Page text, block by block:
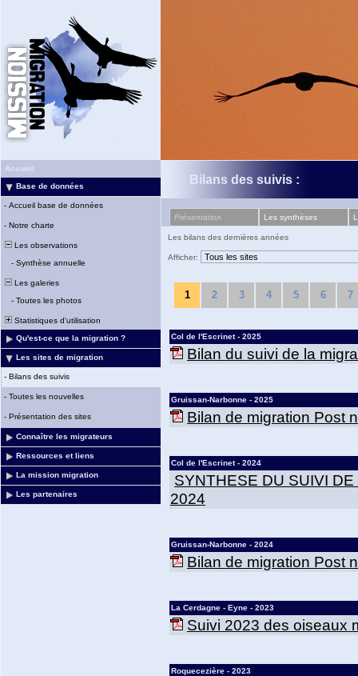
Accueil
Base de données
- Accueil base de données
- Notre charte
Les observations
- Synthèse annuelle
Les galeries
- Toutes les photos
Statistiques d'utilisation
Qu'est-ce que la migration ?
Les sites de migration
- Bilans des suivis
- Toutes les nouvelles
- Présentation des sites
Connaître les migrateurs
Ressources et liens
La mission migration
Les partenaires
Bilans des suivis :
Présentation Les synthèses
Les bilans des dernières années
Afficher:
1 2 3 4 5 6 7
Col de l'Escrinet - 2025
Bilan du suivi de la
Gruissan-Narbonne - 2025
Bilan de migration Post
Col de l'Escrinet - 2024
SYNTHESE DU SUIVI
2024
Gruissan-Narbonne - 2024
Bilan de migration Post
La Cerdagne - Eyne - 2023
Suivi 2023 des oiseaux
Roquecezière - 2023